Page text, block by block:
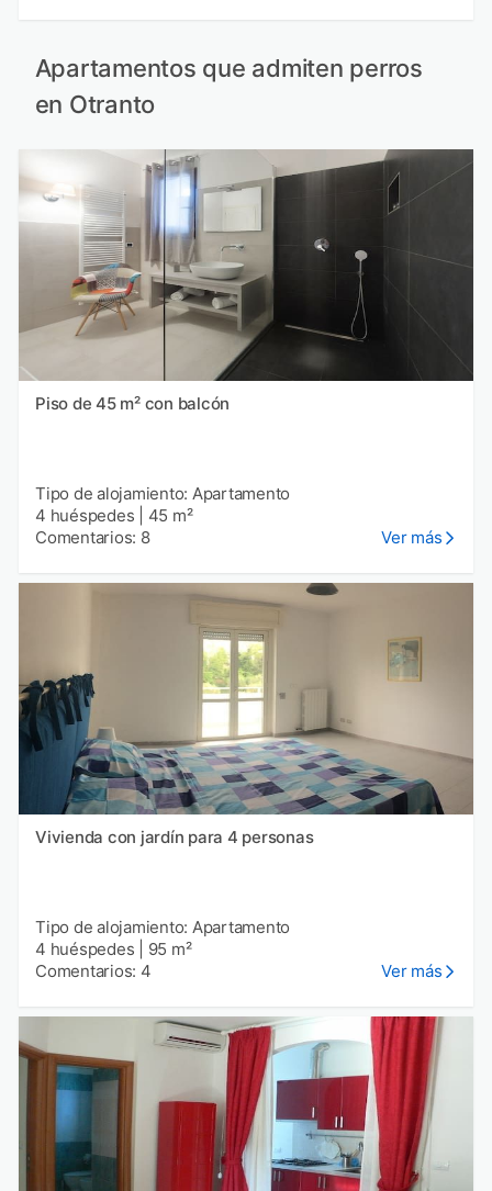
Apartamentos que admiten perros
en Otranto
Piso de 45 m² con balcón
Tipo de alojamiento: Apartamento
4 huéspedes
45 m²
Comentarios: 8
Ver más
Vivienda con jardín para 4 personas
Tipo de alojamiento: Apartamento
4 huéspedes
95 m²
Comentarios: 4
Ver más